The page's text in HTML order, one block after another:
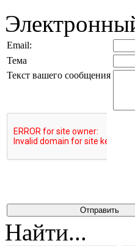
Email:
Тема
Текст вашего сообщения
Найти...